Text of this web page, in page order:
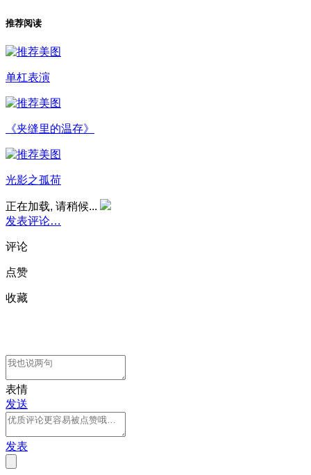
推荐阅读
单杠表演
《夹缝里的温存》
光影之孤荷
正在加载, 请稍候...
发表评论…
评论
点赞
收藏
表情
发送
发表